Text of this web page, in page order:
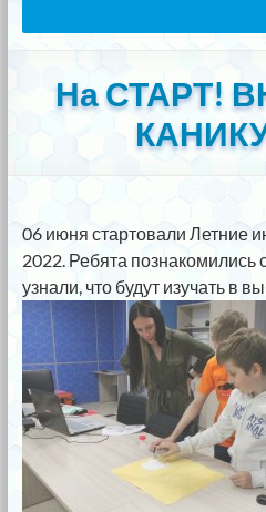
На СТАРТ!
06 июня стартовали Летние
2022. Ребята
узнали, что будут изучать в